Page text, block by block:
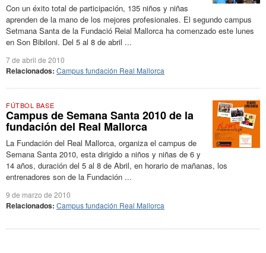
Con un éxito total de participación, 135 niños y niñas
aprenden de la mano de los mejores profesionales. El segundo campus
Setmana Santa de la Fundació Reial Mallorca ha comenzado este lunes
en Son Bibiloni. Del 5 al 8 de abril ...
7 de abril de 2010
Relacionados: Campus fundación Real Mallorca
FÚTBOL BASE
Campus de Semana Santa 2010 de la
fundación del Real Mallorca
La Fundación del Real Mallorca, organiza el campus de
Semana Santa 2010, esta dirigido a niños y niñas de 6 y
14 años, duración del 5 al 8 de Abril, en horario de mañanas, los
entrenadores son de la Fundación ...
9 de marzo de 2010
Relacionados: Campus fundación Real Mallorca